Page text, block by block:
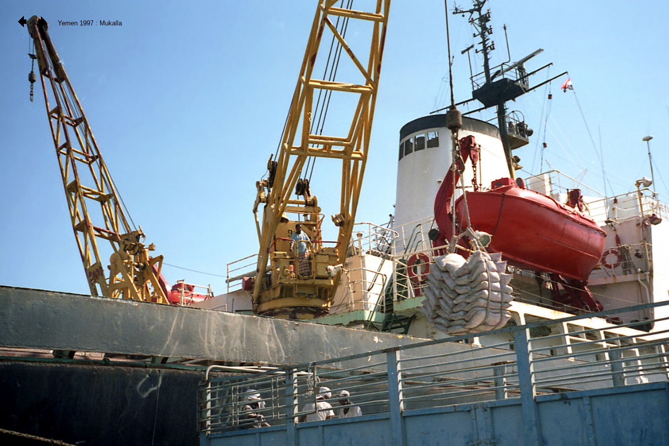
Yemen 1997 : Mukalla